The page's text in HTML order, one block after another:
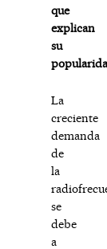
que
explican
su
La
creciente
demanda
de
la
se
debe
a